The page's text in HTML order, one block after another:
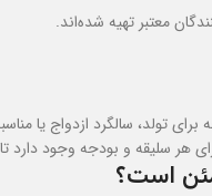
معتبر تهیه شده‌اند.
تولد، سالگرد ازدواج
هر سلیقه و بودجه وجود دارد
است؟